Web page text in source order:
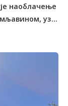
наоблачење
уз...